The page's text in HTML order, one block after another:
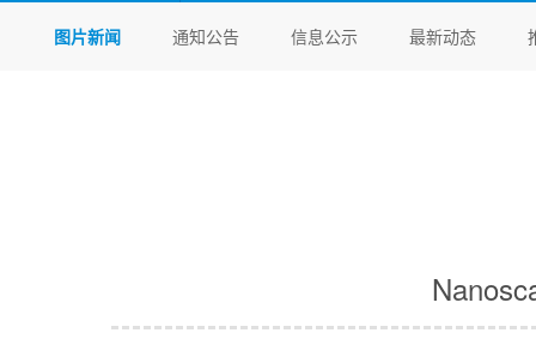
图片新闻 通知公告 信息公示 最新动态